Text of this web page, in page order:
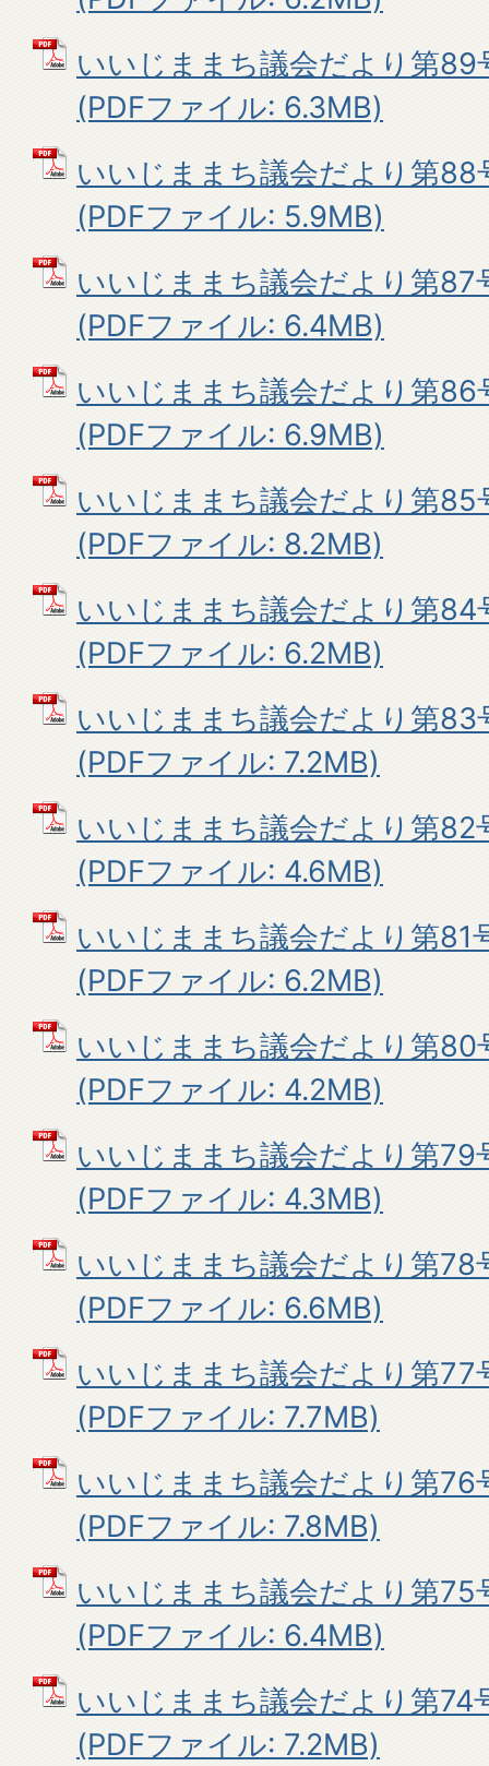
いいじままち議会だより第89
(PDFファイル: 6.3MB)
いいじままち議会だより第88
(PDFファイル: 5.9MB)
いいじままち議会だより第87
(PDFファイル: 6.4MB)
いいじままち議会だより第86
(PDFファイル: 6.9MB)
いいじままち議会だより第85
(PDFファイル: 8.2MB)
いいじままち議会だより第84
(PDFファイル: 6.2MB)
いいじままち議会だより第83
(PDFファイル: 7.2MB)
いいじままち議会だより第82
(PDFファイル: 4.6MB)
いいじままち議会だより第81
(PDFファイル: 6.2MB)
いいじままち議会だより第80
(PDFファイル: 4.2MB)
いいじままち議会だより第79
(PDFファイル: 4.3MB)
いいじままち議会だより第78
(PDFファイル: 6.6MB)
いいじままち議会だより第77
(PDFファイル: 7.7MB)
いいじままち議会だより第76
(PDFファイル: 7.8MB)
いいじままち議会だより第75
(PDFファイル: 6.4MB)
いいじままち議会だより第74
(PDFファイル: 7.2MB)